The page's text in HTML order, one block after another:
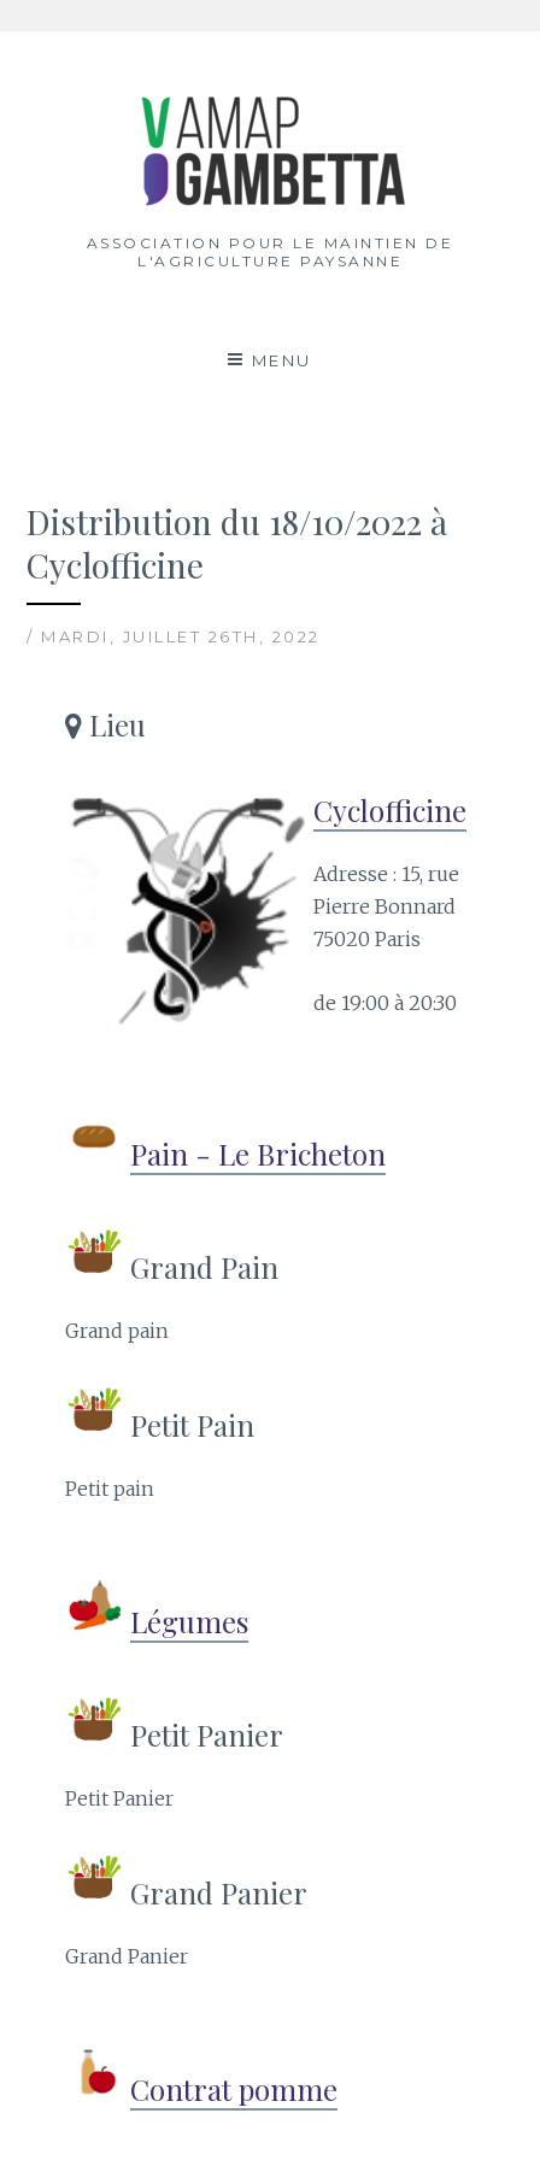
ASSOCIATION POUR LE MAINTIEN DE
L'AGRICULTURE PAYSANNE
MENU
Distribution du 18/10/2022 à
Cyclofficine
/ MARDI, JUILLET 26TH, 2022
Lieu
Cyclofficine
Adresse : 15, rue
Pierre Bonnard
75020 Paris
de 19:00 à 20:30
Pain - Le Bricheton
Grand Pain
Grand pain
Petit Pain
Petit pain
Légumes
Petit Panier
Petit Panier
Grand Panier
Grand Panier
Contrat pomme